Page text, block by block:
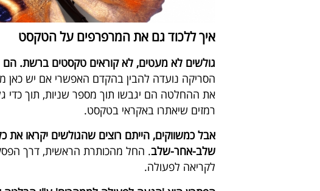
איך ללכוד גם את המרפרפים על הטקסט
גולשים לא מעטים, לא קוראים טקסטים ברשת. הם
הסריקה נועדה להבין בהקדם האפשרי אם יש
את ההחלטה הם יגבשו תוך מספר שניות, תוך כדי
רמזים שיאתרו באקראי בטקסט.
אבל כמשווקים, הייתם רוצים שהגולשים יקראו את
שלב-אחר-שלב. החל מהכותרת הראשית, דרך
לקריאה לפעולה.